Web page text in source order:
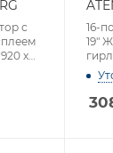
с
x
16-
19"
5e/